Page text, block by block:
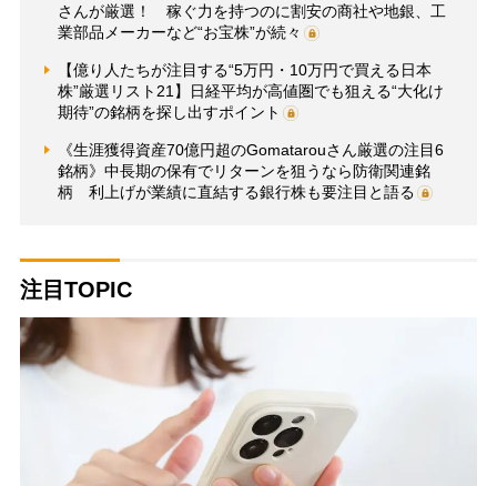
さんが厳選！ 稼ぐ力を持つのに割安の商社や地銀、工
業部品メーカーなど“お宝株”が続々
【億り人たちが注目する“5万円・10万円で買える日本
株”厳選リスト21】日経平均が高値圏でも狙える“大化け
期待”の銘柄を探し出すポイント
《生涯獲得資産70億円超のGomatarouさん厳選の注目6
銘柄》中長期の保有でリターンを狙うなら防衛関連銘
柄 利上げが業績に直結する銀行株も要注目と語る
注目TOPIC